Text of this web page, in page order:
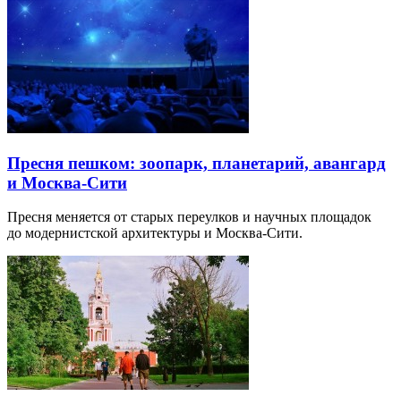
Пресня пешком: зоопарк, планетарий, авангард
и Москва-Сити
Пресня меняется от старых переулков и научных площадок
до модернистской архитектуры и Москва-Сити.